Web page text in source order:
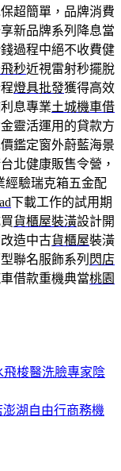
超簡單，品牌消費
新品牌系列降息當
過程中絕不收費健
秒近視雷射秒擺脫
燈具批發獲得高效
息專業土城機車借
靈活運用的貸款方
鑑定窗外蔚藍海景
北健康販售令營，
經驗瑞克箱五金配
下載工作的試用期
貨櫃屋裝潢設計開
造中古貨櫃屋裝潢
聯名服飾系列 閃店
借款重機典當桃園
梭醫洗臉專家陰
湖自由行商務機